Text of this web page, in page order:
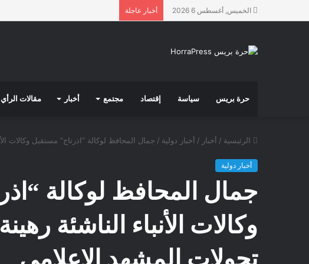
الخميس, أغسطس 6 2026 أخبار عاجلة
حرة بريس سياسة إقتصاد مجتمع أخبار مقالات الرأي
الرئيسية / أخبار / أخبار دولية / جمال المحافظ لوكالة “اذرتاج” مستقبل وكالات
أخبار دولية
جمال المحافظ لوكالة
وكالات الأنباء الناشئة